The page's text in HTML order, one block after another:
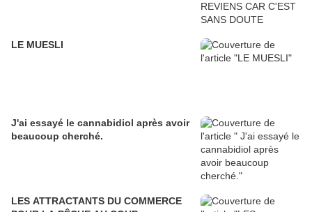
LE MUESLI
J'ai essayé le cannabidiol après avoir
beaucoup cherché.
LES ATTRACTANTS DU COMMERCE